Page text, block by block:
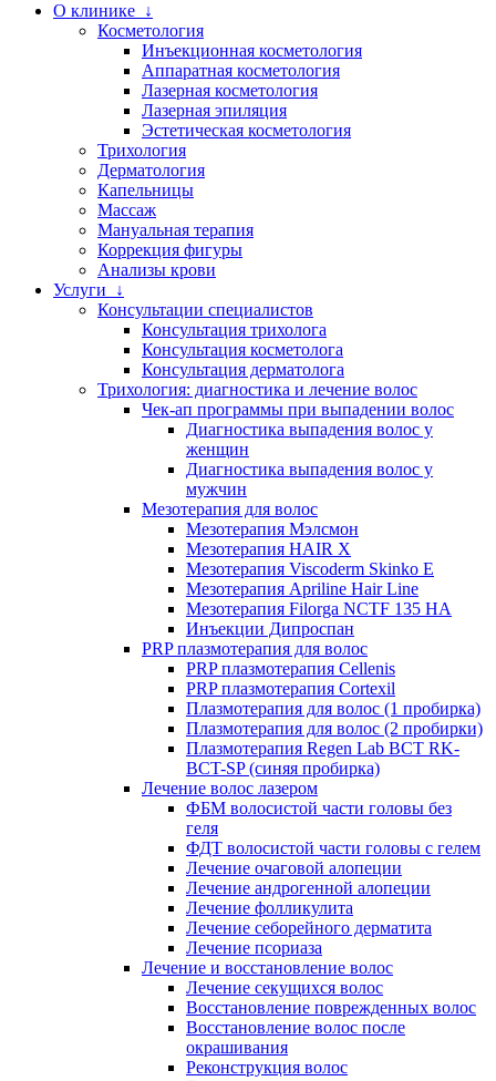
О клинике ↓
Косметология
Инъекционная косметология
Аппаратная косметология
Лазерная косметология
Лазерная эпиляция
Эстетическая косметология
Трихология
Дерматология
Капельницы
Массаж
Мануальная терапия
Коррекция фигуры
Анализы крови
Услуги ↓
Консультации специалистов
Консультация трихолога
Консультация косметолога
Консультация дерматолога
Трихология: диагностика и лечение волос
Чек-ап программы при выпадении волос
Диагностика выпадения волос у
женщин
Диагностика выпадения волос у
мужчин
Мезотерапия для волос
Мезотерапия Мэлсмон
Мезотерапия HAIR X
Мезотерапия Viscoderm Skinko E
Мезотерапия Apriline Hair Line
Мезотерапия Filorga NCTF 135 HA
Инъекции Дипроспан
PRP плазмотерапия для волос
PRP плазмотерапия Cellenis
PRP плазмотерапия Cortexil
Плазмотерапия для волос (1 пробирка)
Плазмотерапия для волос (2 пробирки)
Плазмотерапия Regen Lab BCT RK-
BCT-SP (синяя пробирка)
Лечение волос лазером
ФБМ волосистой части головы без
геля
ФДТ волосистой части головы с гелем
Лечение очаговой алопеции
Лечение андрогенной алопеции
Лечение фолликулита
Лечение себорейного дерматита
Лечение псориаза
Лечение и восстановление волос
Лечение секущихся волос
Восстановление поврежденных волос
Восстановление волос после
окрашивания
Реконструкция волос